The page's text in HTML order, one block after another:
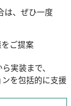
は、ぜひ一度
ご提案
実装まで、
を包括的に支援